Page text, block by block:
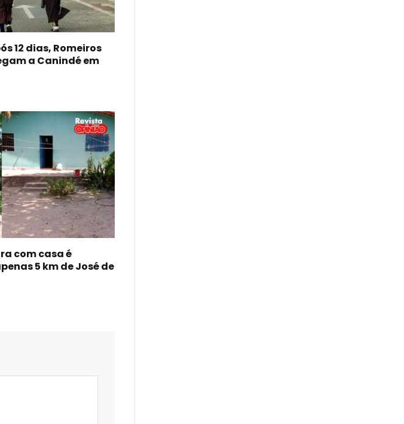
12 dias, Romeiros
a Canindé em
com casa é
5 km de José de